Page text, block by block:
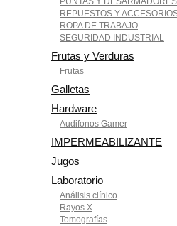
REPUESTOS Y
ROPA DE TRABAJO
SEGURIDAD INDUSTRIAL
Frutas y Verduras
Frutas
Galletas
Hardware
Audifonos Gamer
IMPERMEABILIZANTE
Jugos
Laboratorio
Análisis clínico
Rayos X
Tomografías